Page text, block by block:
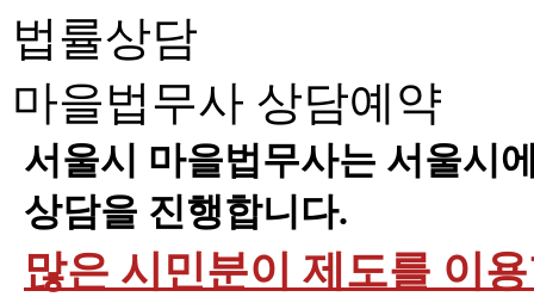
법률상담
마을법무사 상담예약
서울시 마을법무사는 서울시
상담을 진행합니다.
많은 시민분이 제도를 이